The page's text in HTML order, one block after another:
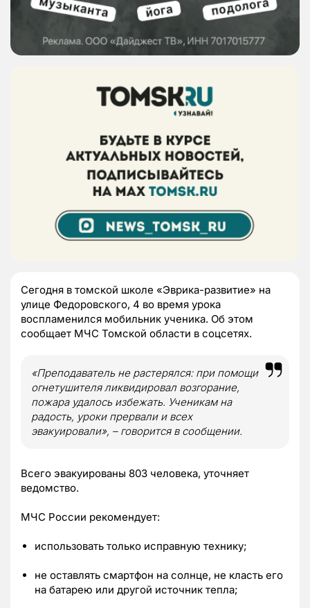
Сегодня в томской школе «Эврика-развитие» на
улице Федоровского, 4 во время урока
воспламенился мобильник ученика. Об этом
сообщает МЧС Томской области в соцсетях.
«Преподаватель не растерялся: при помощи
огнетушителя ликвидировал возгорание,
пожара удалось избежать. Ученикам на
радость, уроки прервали и всех
эвакуировали», – говорится в сообщении.
Всего эвакуированы 803 человека, уточняет
ведомство.
МЧС России рекомендует:
использовать только исправную технику;
не оставлять смартфон на солнце, не класть его
на батарею или другой источник тепла;